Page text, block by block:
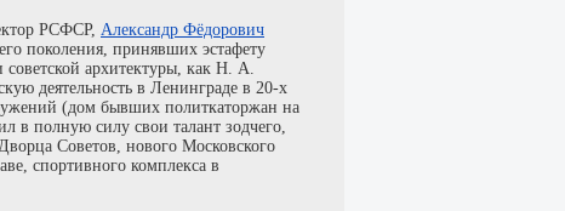
РСФСР, Александр Фёдорович
поколения, принявших эстафету
советской архитектуры, как Н. А.
деятельность в Ленинграде в 20-х
(дом бывших политкаторжан на
в полную силу свои талант зодчего,
Советов, нового Московского
спортивного комплекса в